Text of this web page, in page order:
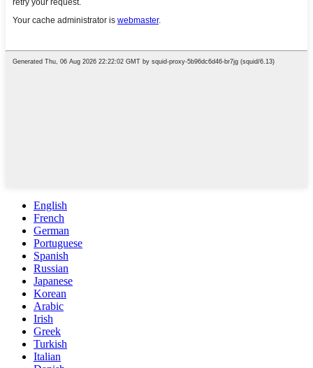
English
French
German
Portuguese
Spanish
Russian
Japanese
Korean
Arabic
Irish
Greek
Turkish
Italian